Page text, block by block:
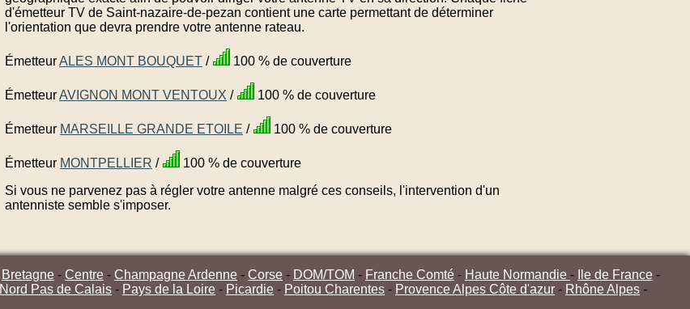
d'émetteur TV de Saint-nazaire-de-pezan contient une carte permettant de déterminer
l'orientation que devra prendre votre antenne rateau.
ÉmetteurALES MONT BOUQUET / 100 % de couverture
ÉmetteurAVIGNON MONT VENTOUX / 100 % de couverture
Émetteur MARSEILLE GRANDE ETOILE / 100 % de couverture
Émetteur MONTPELLIER /
100 % de couverture
Si vous ne parvenez pas à régler votre antenne malgré ces conseils, l'intervention d'un
antenniste semble s'imposer.
Bretagne - Centre - Champagne Ardenne - Corse - DOM/TOM - Franche Comté - Haute Normandie - Ile de France -
Nord Pas de Calais - Pays de la Loire - Picardie - Poitou Charentes - Provence Alpes Côte d'azur - Rhône Alpes -